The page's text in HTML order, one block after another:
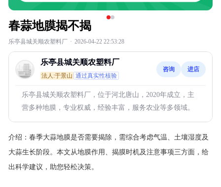
春蒜地膜揭不揭
乐亭县城关顺农塑料厂 · 2026-04-22 22:53:28
乐亭县城关顺农塑料厂
法人:于景山 通过真实性核验
咨询 进店
乐亭县城关顺农塑料厂，位于河北唐山，2020年成立，主
营多种地膜，专业权威，经验丰富，服务农业等多领域。
介绍： 春季大蒜地膜是否需要揭除，需综合考虑气温、土壤湿度及
大蒜生长阶段。本文从地膜作用、揭膜时机及注意事项三方面，给
出科学建议，助您轻松决策。